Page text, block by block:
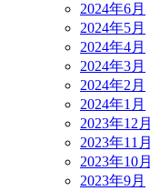
2024年6月
2024年5月
2024年4月
2024年3月
2024年2月
2024年1月
2023年12月
2023年11月
2023年10月
2023年9月